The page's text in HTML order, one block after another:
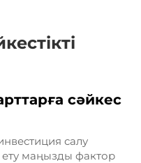
сәйкес
салу
ету маңызды фактор